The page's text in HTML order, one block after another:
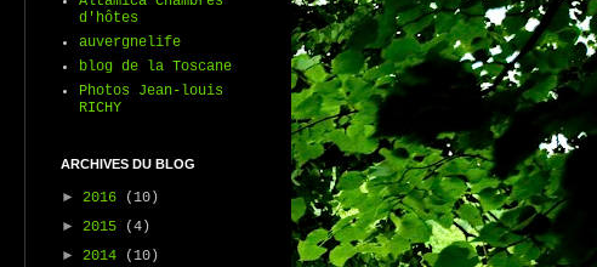
d'hôtes
auvergnelife
blog de la Toscane
Photos Jean-louis
RICHY
ARCHIVES DU BLOG
► 2016
(10)
► 2015
(4)
► 2014
(10)